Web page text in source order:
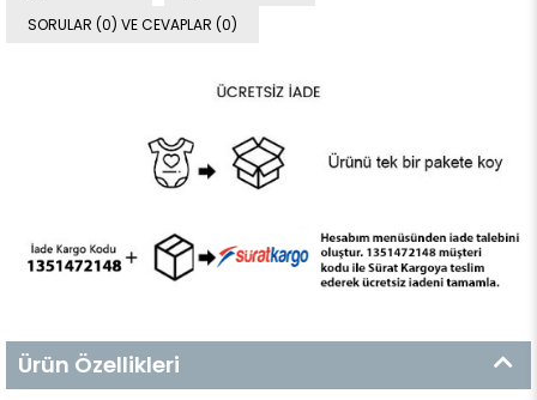
SORULAR (0) VE CEVAPLAR (0)
Ürün Özellikleri